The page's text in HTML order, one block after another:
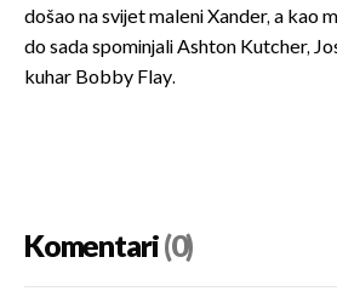
došao na svijet maleni Xander, a kao
do sada spominjali Ashton Kutcher,
kuhar Bobby Flay.
Komentari(0)